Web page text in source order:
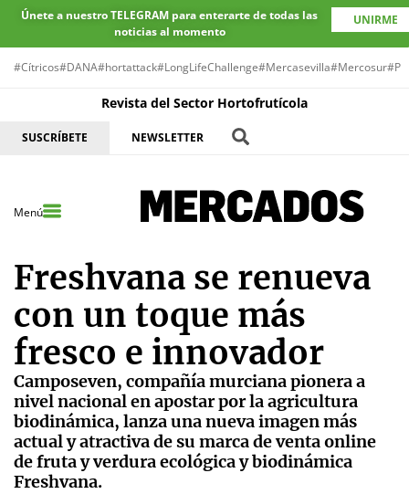
Únete a nuestro TELEGRAM para enterarte de todas las
noticias al momento
UNIRME
#Cítricos#DANA#hortattack#LongLifeChallenge#Mercasevilla#Mercosur
Revista del Sector Hortofrutícola
SUSCRÍBETE NEWSLETTER
Menú
Freshvana se renueva
con un toque más
fresco e innovador
Camposeven, compañía murciana pionera a
nivel nacional en apostar por la agricultura
biodinámica, lanza una nueva imagen más
actual y atractiva de su marca de venta online
de fruta y verdura ecológica y biodinámica
Freshvana.